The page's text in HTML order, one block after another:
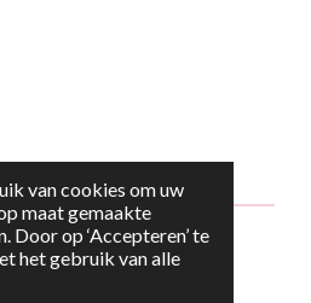
van cookies om uw
maat gemaakte
Door op ‘Accepteren’ te
het gebruik van alle